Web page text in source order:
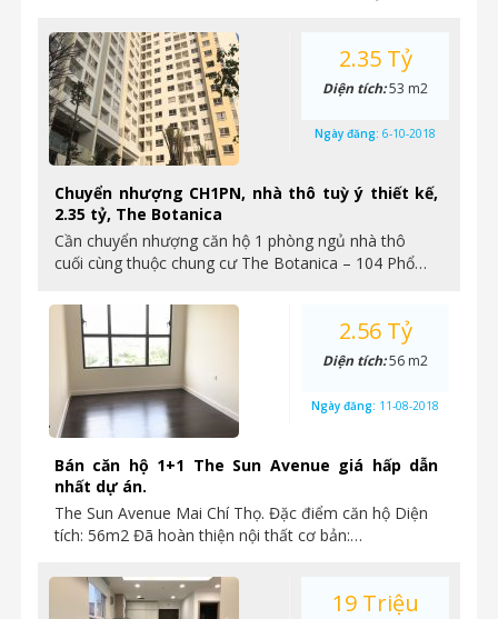
Chuyển nhượng CH1PN, nhà thô tuỳ ý thiết kế,
2.35 tỷ, The Botanica
Cần chuyển nhượng căn hộ 1 phòng ngủ nhà thô
cuối cùng thuộc chung cư The Botanica – 104 Phổ…
2.35 Tỷ
Diện tích:53 m2
Ngày đăng: 6-10-2018
Bán căn hộ 1+1 The Sun Avenue giá hấp dẫn
nhất dự án.
The Sun Avenue Mai Chí Thọ. Đặc điểm căn hộ Diện
tích: 56m2 Đã hoàn thiện nội thất cơ bản:…
2.56 Tỷ
Diện tích:56 m2
Ngày đăng: 11-08-2018
19 Triệu